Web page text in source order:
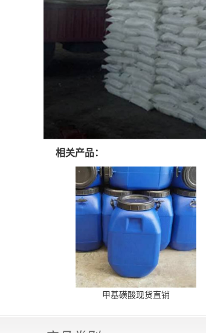
相关产品：
甲基磺酸现货直销